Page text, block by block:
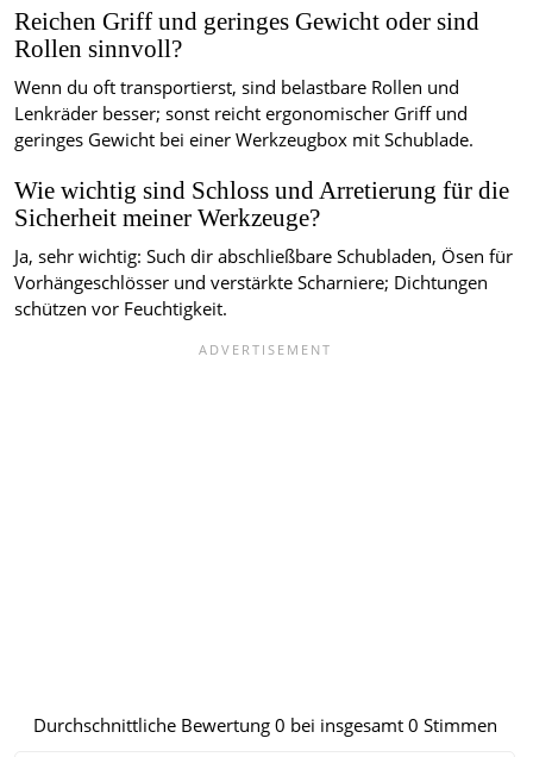
Reichen Griff und geringes Gewicht oder sind
Rollen sinnvoll?
Wenn du oft transportierst, sind belastbare Rollen und
Lenkräder besser; sonst reicht ergonomischer Griff und
geringes Gewicht bei einer Werkzeugbox mit Schublade.
Wie wichtig sind Schloss und Arretierung für die
Sicherheit meiner Werkzeuge?
Ja, sehr wichtig: Such dir abschließbare Schubladen, Ösen für
Vorhängeschlösser und verstärkte Scharniere; Dichtungen
schützen vor Feuchtigkeit.
Durchschnittliche Bewertung0 bei insgesamt0 Stimmen